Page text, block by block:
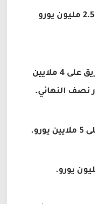
تلقى كل فريق 2.5 مليون يورو
حصل كل فريق على 4 ملايين
نصف النهائي.